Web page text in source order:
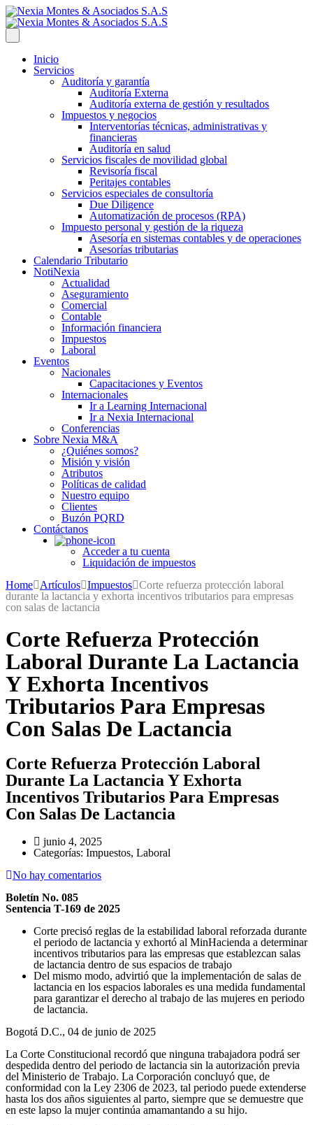
Inicio
Servicios
Auditoría y garantía
Auditoría Externa
Auditoría externa de gestión y resultados
Impuestos y negocios
Interventorías técnicas, administrativas y
financieras
Auditoría en salud
Servicios fiscales de movilidad global
Revisoría fiscal
Peritajes contables
Servicios especiales de consultoría
Due Diligence
Automatización de procesos (RPA)
Impuesto personal y gestión de la riqueza
Asesoría en sistemas contables y de operaciones
Asesorías tributarias
Calendario Tributario
NotiNexia
Actualidad
Aseguramiento
Comercial
Contable
Información financiera
Impuestos
Laboral
Eventos
Nacionales
Capacitaciones y Eventos
Internacionales
Ir a Learning Internacional
Ir a Nexia Internacional
Conferencias
Sobre Nexia M&A
¿Quiénes somos?
Misión y visión
Atributos
Políticas de calidad
Nuestro equipo
Clientes
Buzón PQRD
Contáctanos
Acceder a tu cuenta
Liquidación de impuestos
Home
Artículos Impuestos Corte refuerza protección laboral
durante la lactancia y exhorta incentivos tributarios para empresas
con salas de lactancia
Corte Refuerza Protección
Laboral Durante La Lactancia
Y Exhorta Incentivos
Tributarios Para Empresas
Con Salas De Lactancia
Corte Refuerza Protección Laboral
Durante La Lactancia Y Exhorta
Incentivos Tributarios Para Empresas
Con Salas De Lactancia
junio 4, 2025
Categorías: Impuestos, Laboral
No hay comentarios
Boletín No. 085
Sentencia T-169 de 2025
Corte precisó reglas de la estabilidad laboral reforzada durante
el periodo de lactancia y exhortó al MinHacienda a determinar
incentivos tributarios para las empresas que establezcan salas
de lactancia dentro de sus espacios de trabajo
Del mismo modo, advirtió que la implementación de salas de
lactancia en los espacios laborales es una medida fundamental
para garantizar el derecho al trabajo de las mujeres en periodo
de lactancia.
Bogotá D.C., 04 de junio de 2025
La Corte Constitucional recordó que ninguna trabajadora podrá ser
despedida dentro del periodo de lactancia sin la autorización previa
del Ministerio de Trabajo. La Corporación concluyó que, de
conformidad con la Ley 2306 de 2023, tal periodo puede extenderse
hasta los dos años siguientes al parto, siempre que se demuestre que
en este lapso la mujer continúa amamantando a su hijo.